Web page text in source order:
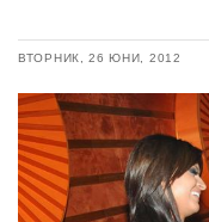
ВТОРНИК, 26 ЮНИ, 2012